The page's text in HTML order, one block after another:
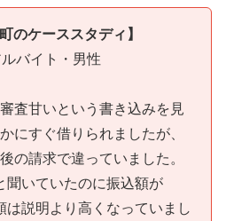
のケーススタディ】
バイト・男性
査甘いという書き込みを見
にすぐ借りられましたが、
の請求で違っていました。
聞いていたのに振込額が
は説明より高くなっていまし